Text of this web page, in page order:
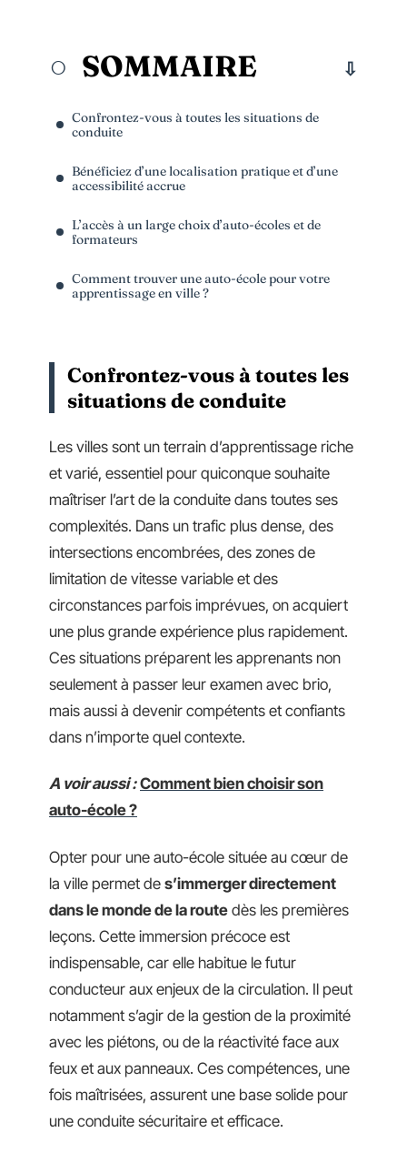
SOMMAIRE
Confrontez-vous à toutes les situations de
conduite
Bénéficiez d’une localisation pratique et d’une
accessibilité accrue
L’accès à un large choix d’auto-écoles et de
formateurs
Comment trouver une auto-école pour votre
apprentissage en ville ?
Confrontez-vous à toutes les
situations de conduite
Les villes sont un terrain d’apprentissage riche
et varié, essentiel pour quiconque souhaite
maîtriser l’art de la conduite dans toutes ses
complexités. Dans un trafic plus dense, des
intersections encombrées, des zones de
limitation de vitesse variable et des
circonstances parfois imprévues, on acquiert
une plus grande expérience plus rapidement.
Ces situations préparent les apprenants non
seulement à passer leur examen avec brio,
mais aussi à devenir compétents et confiants
dans n’importe quel contexte.
A voir aussi : Comment bien choisir son
auto-école ?
Opter pour une auto-école située au cœur de
la ville permet de s’immerger directement
dans le monde de la route dès les premières
leçons. Cette immersion précoce est
indispensable, car elle habitue le futur
conducteur aux enjeux de la circulation. Il peut
notamment s’agir de la gestion de la proximité
avec les piétons, ou de la réactivité face aux
feux et aux panneaux. Ces compétences, une
fois maîtrisées, assurent une base solide pour
une conduite sécuritaire et efficace.